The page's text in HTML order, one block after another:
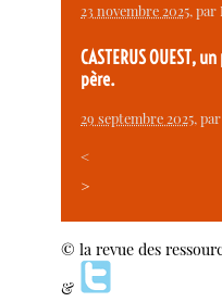
23 novembre 2025, par
CASTERUS OUEST,
père.
29 septembre 2025,
<
>
© la revue des
&